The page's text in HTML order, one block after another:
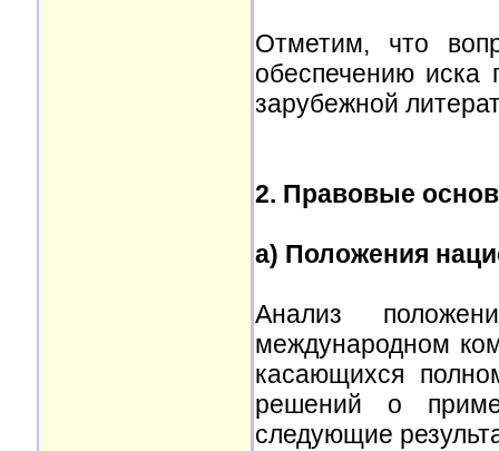
Отметим, что
обеспечению иска
зарубежной
2. Правовые
a) Положения
Анализ
международном
касающихся
решений о
следующие